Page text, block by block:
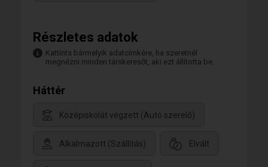
Részletes adatok
Kattints bármelyik adatcímkére, ha szeretnél
megnézni minden társkeresőt, aki ezt állította be.
Háttér
Középiskolát végzett (Autó szerelő)
Alkalmazott (Szállítás) Elvált